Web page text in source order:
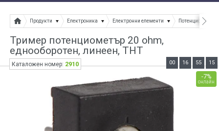
Продукти Електроника Електронни елементи Потенциометри
Тример потенциометър 20 ohm,
еднооборотен, линеен, THT
-7%
онлайн
00 16 55 14
Каталожен номер: 2910